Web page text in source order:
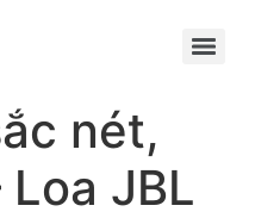
nét,
JBL